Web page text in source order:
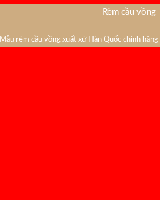
Rèm cầu vồng
Mẫu rèm cầu vồng xuất xứ Hàn Quốc chính